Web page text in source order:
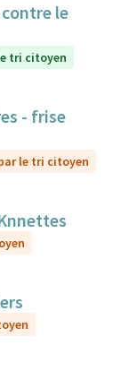
le
tri citoyen
- frise
le tri citoyen